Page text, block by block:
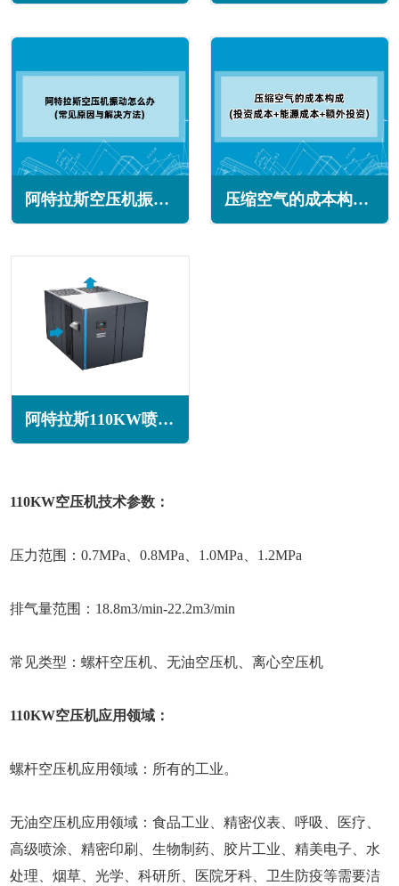
阿特拉斯空压机振动怎么办(常见原因与解决方法) 压缩空气的成本构成(投资成本+能源成本+额外投资)
阿特拉斯110KW喷油螺杆空压机GA110+系列
110KW空压机技术参数：
压力范围：0.7MPa、0.8MPa、1.0MPa、1.2MPa
排气量范围：18.8m3/min-22.2m3/min
常见类型：螺杆空压机、无油空压机、离心空压机
110KW空压机应用领域：
螺杆空压机应用领域：所有的工业。
无油空压机应用领域：食品工业、精密仪表、呼吸、医疗、
高级喷涂、精密印刷、生物制药、胶片工业、精美电子、水
处理、烟草、光学、科研所、医院牙科、卫生防疫等需要洁